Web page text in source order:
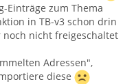
Einträge zum Thema
in TB-v3 schon drin
noch nicht freigeschaltet
Adressen",
diese